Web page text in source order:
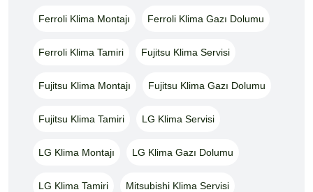
Ferroli Klima Montajı Ferroli Klima Gazı Dolumu
Ferroli Klima Tamiri Fujitsu Klima Servisi
Fujitsu Klima Montajı Fujitsu Klima Gazı Dolumu
Fujitsu Klima Tamiri LG Klima Servisi
LG Klima Montajı LG Klima Gazı Dolumu
LG Klima Tamiri Mitsubishi Klima Servisi